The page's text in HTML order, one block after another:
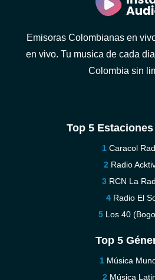
Emisoras Colombianas en
en vivo. Tu musica de cada
Colombia sin
Top 5
Caracol
Radio
RCN La
Radio El
Los 40
Top 5
Música
Música